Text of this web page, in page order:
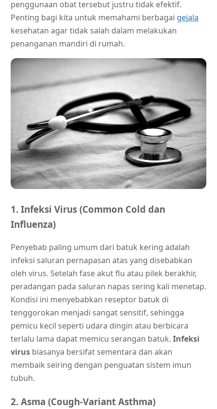
penggunaan obat tersebut justru tidak efektif.
Penting bagi kita untuk memahami berbagai gejala
kesehatan agar tidak salah dalam melakukan
penanganan mandiri di rumah.
1. Infeksi Virus (Common Cold dan
Influenza)
Penyebab paling umum dari batuk kering adalah
infeksi saluran pernapasan atas yang disebabkan
oleh virus. Setelah fase akut flu atau pilek berakhir,
peradangan pada saluran napas sering kali menetap.
Kondisi ini menyebabkan reseptor batuk di
tenggorokan menjadi sangat sensitif, sehingga
pemicu kecil seperti udara dingin atau berbicara
terlalu lama dapat memicu serangan batuk. Infeksi
virus biasanya bersifat sementara dan akan
membaik seiring dengan penguatan sistem imun
tubuh.
2. Asma (Cough-Variant Asthma)